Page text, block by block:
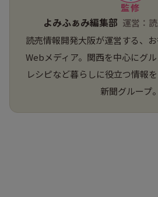
監修
よみふぁみ編集部 運営：
読売情報開発大阪が運営する、
Webメディア。関西を中心にグ
レシピなど暮らしに役立つ情報
新聞グループ。